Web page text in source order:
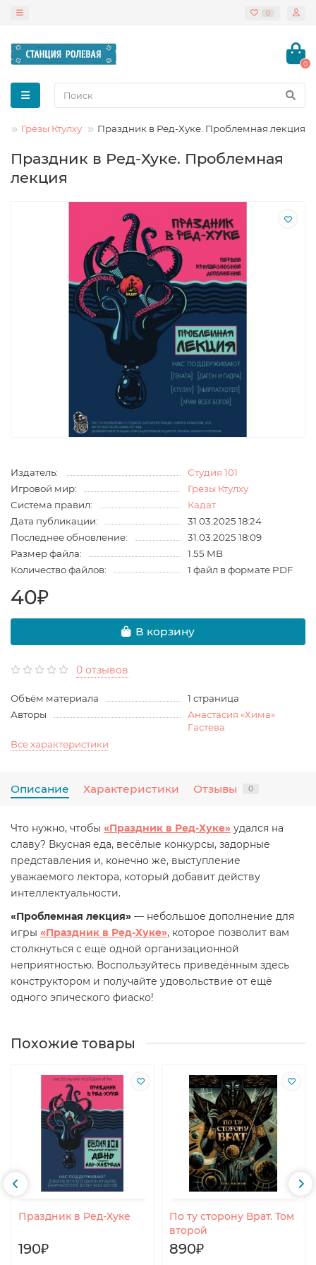
0
0
Грёзы Ктулху Праздник в Ред-Хуке. Проблемная лекция
Праздник в Ред-Хуке. Проблемная
лекция
Издатель:
Студия 101
Игровой мир:
Грёзы Ктулху
Система правил:
Кадат
Дата публикации:
31.03.2025 18:24
Последнее обновление:
31.03.2025 18:09
Размер файла:
1.55 MB
Количество файлов:
1 файл в формате PDF
40₽
В корзину
0 отзывов
Объём материала
1 страница
Авторы
Анастасия «Хима»
Гастева
Все характеристики
Описание Характеристики Отзывы 0
Что нужно, чтобы «Праздник в Ред-Хуке» удался на
славу? Вкусная еда, весёлые конкурсы, задорные
представления и, конечно же, выступление
уважаемого лектора, который добавит действу
интеллектуальности.
«Проблемная лекция» — небольшое дополнение для
игры «Праздник в Ред-Хуке», которое позволит вам
столкнуться с ещё одной организационной
неприятностью. Воспользуйтесь приведённым здесь
конструктором и получайте удовольствие от ещё
одного эпического фиаско!
Похожие товары
Праздник в Ред-Хуке
190₽
По ту сторону Врат. Том
второй
890₽